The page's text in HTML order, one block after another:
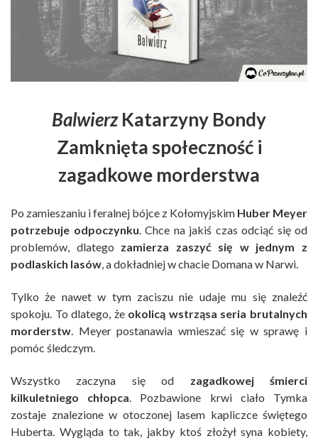
BalwierzKatarzyny Bondy
Zamknięta społeczność i
zagadkowe morderstwa
Po zamieszaniu i feralnej bójce z Kołomyjskim Huber Meyer
potrzebuje odpoczynku. Chce na jakiś czas odciąć się od
problemów, dlatego zamierza zaszyć się w jednym z
podlaskich lasów, a dokładniej w chacie Domana w Narwi.
Tylko że nawet w tym zaciszu nie udaje mu się znaleźć
spokoju. To dlatego, że okolicą wstrząsa seria brutalnych
morderstw. Meyer postanawia wmieszać się w sprawę i
pomóc śledczym.
Wszystko zaczyna się od zagadkowej śmierci
kilkuletniego chłopca. Pozbawione krwi ciało Tymka
zostaje znalezione w otoczonej lasem kapliczce świętego
Huberta. Wygląda to tak, jakby ktoś złożył syna kobiety,